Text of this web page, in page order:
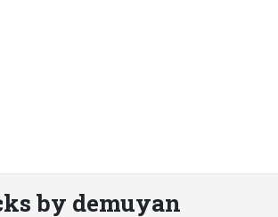
by demuyan